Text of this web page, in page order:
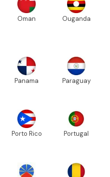
Oman Ouganda
Panama Paraguay
Porto Rico Portugal